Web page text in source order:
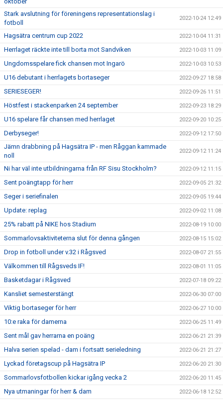
Stark avslutning för föreningens representationslag i
fotboll
2022-10-24 12:49
Hagsätra centrum cup 2022 2022-10-04 11:31
Herrlaget räckte inte till borta mot Sandviken 2022-10-03 11:09
Ungdomsspelare fick chansen mot Ingarö 2022-10-03 10:53
U16 debutant i herrlagets bortaseger 2022-09-27 18:58
SERIESEGER! 2022-09-26 11:51
Höstfest i stackenparken 24 september 2022-09-23 18:29
U16 spelare får chansen med herrlaget 2022-09-20 10:25
Derbyseger! 2022-09-12 17:50
Jämn drabbning på Hagsätra IP - men Råggan kammade
noll
2022-09-12 11:24
Ni har väl inte utbildningarna från RF Sisu Stockholm? 2022-09-12 11:15
Sent poängtapp för herr 2022-09-05 21:32
Seger i seriefinalen 2022-09-05 19:44
Update: replag 2022-09-02 11:08
25% rabatt på NIKE hos Stadium 2022-08-19 10:00
Sommarlovsaktiviteterna slut för denna gången 2022-08-15 15:02
Drop in fotboll under v.32 i Rågsved 2022-08-07 21:55
Välkommen till Rågsveds IF! 2022-08-01 11:05
Basketdagar i Rågsved 2022-07-18 09:22
Kansliet semesterstängt 2022-06-30 07:00
Viktig bortaseger för herr 2022-06-27 10:00
10:e raka för damerna 2022-06-25 11:49
Sent mål gav herrarna en poäng 2022-06-21 21:39
Halva serien spelad - dam i fortsatt serieledning 2022-06-21 21:27
Lyckad företagscup på Hagsätra IP 2022-06-20 21:30
Sommarlovsfotbollen kickar igång vecka 2 2022-06-20 11:45
Nya utmaningar för herr & dam 2022-06-18 12:52